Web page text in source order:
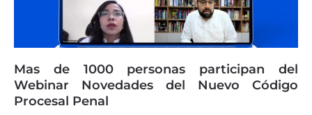
Mas de 1000 personas participan del
Webinar Novedades del Nuevo Código
Procesal Penal